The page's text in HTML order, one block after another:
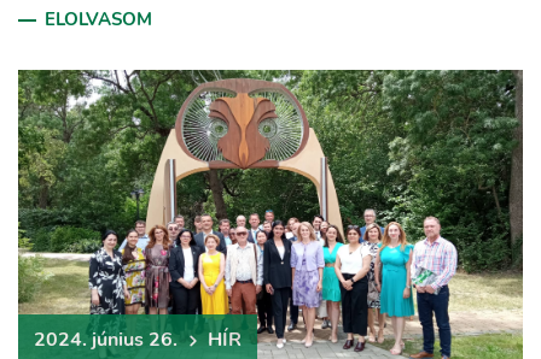
ELOLVASOM
2024. június 26. HÍR